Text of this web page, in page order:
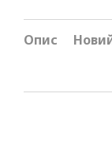
Опис